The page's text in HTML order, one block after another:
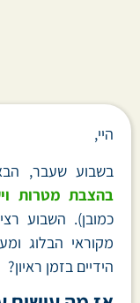
היי,
בשבוע שעבר,
בהצבת מטרות
כמובן). השבוע
מקוראי הבלוג
הידיים בזמן ראיון?